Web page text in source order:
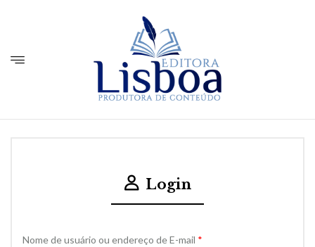
Login
Nome de usuário ou endereço de E-mail *